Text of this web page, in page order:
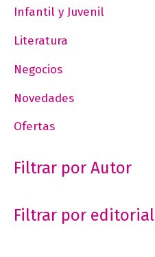
Infantil y Juvenil
Literatura
Negocios
Novedades
Ofertas
Filtrar por Autor
Filtrar por editorial